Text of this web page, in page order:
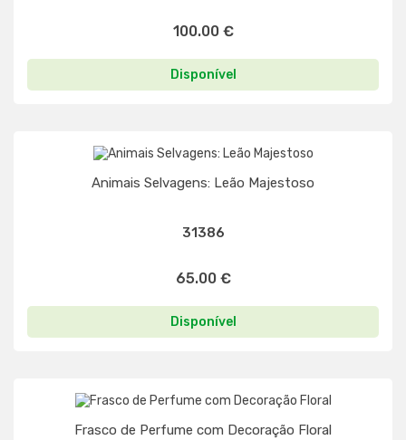
100.00 €
Disponível
Animais Selvagens: Leão Majestoso
31386
65.00 €
Disponível
Frasco de Perfume com Decoração Floral